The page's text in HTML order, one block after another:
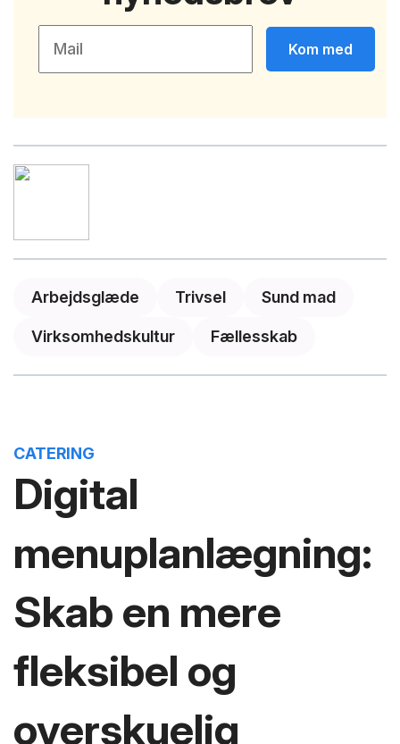
Arbejdsglæde Trivsel Sund mad
Virksomhedskultur Fællesskab
Kom med
Digital
menuplanlægning:
Skab en mere
fleksibel og
overskuelig
CATERING